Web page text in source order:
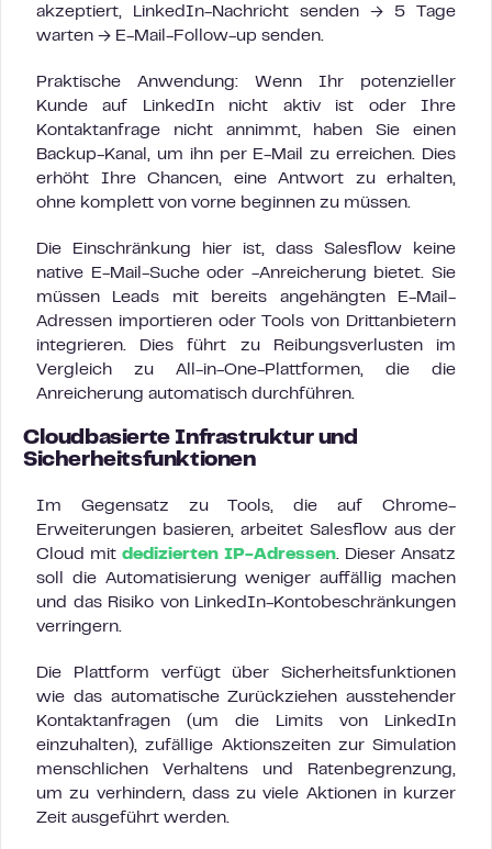
akzeptiert, LinkedIn-Nachricht senden → 5 Tage
warten → E-Mail-Follow-up senden.
Praktische Anwendung: Wenn Ihr potenzieller
Kunde auf LinkedIn nicht aktiv ist oder Ihre
Kontaktanfrage nicht annimmt, haben Sie einen
Backup-Kanal, um ihn per E-Mail zu erreichen. Dies
erhöht Ihre Chancen, eine Antwort zu erhalten,
ohne komplett von vorne beginnen zu müssen.
Die Einschränkung hier ist, dass Salesflow keine
native E-Mail-Suche oder -Anreicherung bietet. Sie
müssen Leads mit bereits angehängten E-Mail-
Adressen importieren oder Tools von Drittanbietern
integrieren. Dies führt zu Reibungsverlusten im
Vergleich zu All-in-One-Plattformen, die die
Anreicherung automatisch durchführen.
Cloudbasierte Infrastruktur und
Sicherheitsfunktionen
Im Gegensatz zu Tools, die auf Chrome-
Erweiterungen basieren, arbeitet Salesflow aus der
Cloud mit dedizierten IP-Adressen. Dieser Ansatz
soll die Automatisierung weniger auffällig machen
und das Risiko von LinkedIn-Kontobeschränkungen
verringern.
Die Plattform verfügt über Sicherheitsfunktionen
wie das automatische Zurückziehen ausstehender
Kontaktanfragen (um die Limits von LinkedIn
einzuhalten), zufällige Aktionszeiten zur Simulation
menschlichen Verhaltens und Ratenbegrenzung,
um zu verhindern, dass zu viele Aktionen in kurzer
Zeit ausgeführt werden.